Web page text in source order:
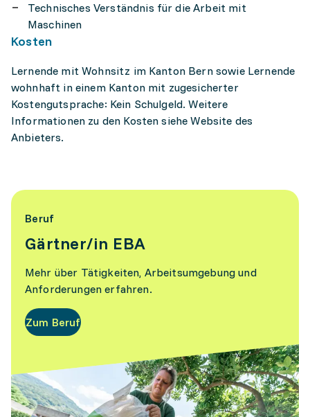
Technisches Verständnis für die Arbeit mit
Maschinen
Kosten
Lernende mit Wohnsitz im Kanton Bern sowie Lernende
wohnhaft in einem Kanton mit zugesicherter
Kostengutsprache: Kein Schulgeld. Weitere
Informationen zu den Kosten siehe Website des
Anbieters.
Beruf
Gärtner/in EBA
Mehr über Tätigkeiten, Arbeitsumgebung und
Anforderungen erfahren.
Zum Beruf